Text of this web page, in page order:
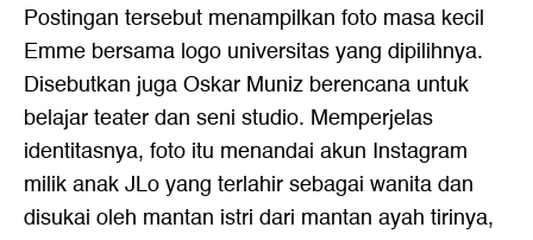
Postingan tersebut menampilkan foto masa kecil
Emme bersama logo universitas yang dipilihnya.
Disebutkan juga Oskar Muniz berencana untuk
belajar teater dan seni studio. Memperjelas
identitasnya, foto itu menandai akun Instagram
milik anak JLo yang terlahir sebagai wanita dan
disukai oleh mantan istri dari mantan ayah tirinya,